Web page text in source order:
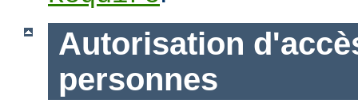
Autorisation
personnes